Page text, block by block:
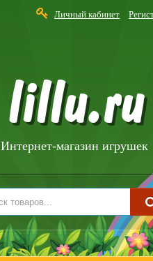
Личный кабинет
lillu.ru
Интернет-магазин игрушек